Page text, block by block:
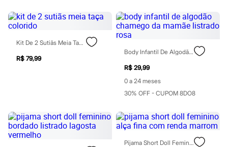
Sandálias
Tênis
Marcas
Baby Club
Fifteen
Meias
Pijamas
Moda praia
Kit De 2 Sutiãs Meia Taça Colorido
R$ 79,99
Body Infantil De Algodão Chamego Da Mamãe Listrado Rosa
R$ 29,99
0 a 24 meses
30% OFF - CUPOM 8DO8
Pijama Short Doll Feminino Alça Fina Com Renda Marrom